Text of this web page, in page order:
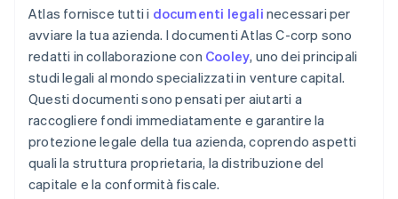
Atlas fornisce tutti i documenti legali necessari per
avviare la tua azienda. I documenti Atlas C-corp sono
redatti in collaborazione con Cooley, uno dei principali
studi legali al mondo specializzati in venture capital.
Questi documenti sono pensati per aiutarti a
raccogliere fondi immediatamente e garantire la
protezione legale della tua azienda, coprendo aspetti
quali la struttura proprietaria, la distribuzione del
capitale e la conformità fiscale.